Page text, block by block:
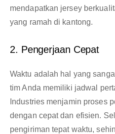
mendapatkan jersey
yang ramah di kantong.
2. Pengerjaan Cepat
Waktu adalah hal yang
tim Anda memiliki jadwal
Industries menjamin proses
dengan cepat dan efisien.
pengiriman tepat waktu,